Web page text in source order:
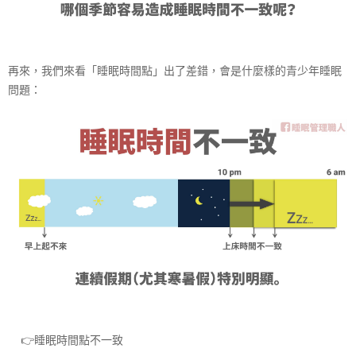
再來，我們來看「睡眠時間點」出了差錯，會是什麼樣的青少年睡眠
問題：
👉睡眠時間點不一致